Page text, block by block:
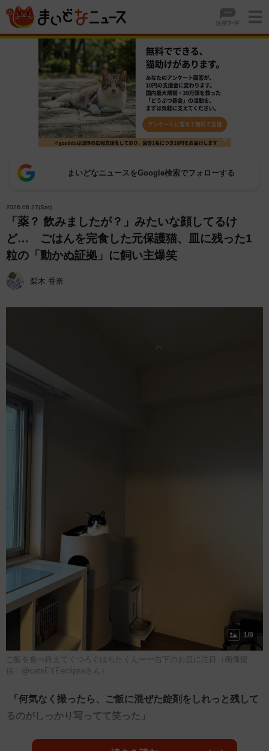
まいどなニュースをGoogle検索でフォローする
2026.06.27(Sat)
「薬？ 飲みましたが？」みたいな顔してるけ
ど… ごはんを完食した元保護猫、皿に残った1
粒の「動かぬ証拠」に飼い主爆笑
梨木 香奈
1/9
ご飯を食べ終えてくつろぐはちたくんーー右下のお皿に注目（画像提
供：@catsEYEeclipseさん）
「何気なく撮ったら、ご飯に混ぜた錠剤をしれっと残して
るのがしっかり写ってて笑った」
そんなコメントが添えられた写真に写っているのは、キャ